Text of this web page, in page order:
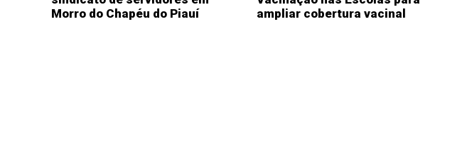
Morro do Chapéu do Piauí
ampliar cobertura vacinal